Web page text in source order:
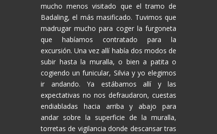
mucho menos visitado que el tramo de
Badaling, el más masificado. Tuvimos que
madrugar mucho para coger la furgoneta
que habíamos contratado para la
excursión. Una vez allí había dos modos de
subir hasta la muralla, o bien a patita o
cogiendo un funicular, Silvia y yo elegimos
ir andando. Ya estábamos allí y las
expectativas no nos defraudaron, cuestas
endiabladas hacia arriba y abajo para
andar sobre la superficie de la muralla,
torretas de vigilancia donde descansar tras